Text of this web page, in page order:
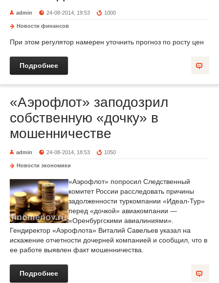
admin 24-08-2014, 19:53 1000
Новости финансов
При этом регулятор намерен уточнить прогноз по росту цен
Подробнее
«Аэрофлот» заподозрил
собственную «дочку» в
мошенничестве
admin 24-08-2014, 18:53 1050
Новости экономики
«Аэрофлот» попросил Следственный
комитет России расследовать причины
задолженности туркомпании «Идеал-Тур»
перед «дочкой» авиакомпании —
«Оренбургскими авиалиниями».
Гендиректор «Аэрофлота» Виталий Савельев указал на
искажение отчетности дочерней компанией и сообщил, что в
ее работе выявлен факт мошенничества.
Подробнее